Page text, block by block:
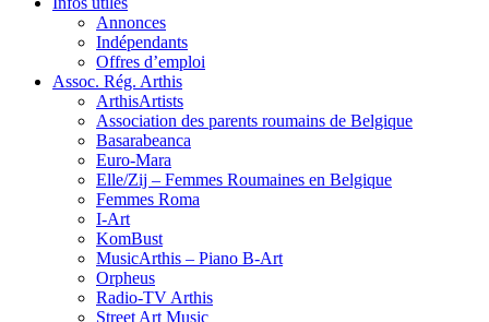
Annonces
Indépendants
Offres d’emploi
Assoc. Rég. Arthis
ArthisArtists
Association des parents roumains de Belgique
Basarabeanca
Euro-Mara
Elle/Zij – Femmes Roumaines en Belgique
Femmes Roma
I-Art
KomBust
MusicArthis – Piano B-Art
Orpheus
Radio-TV Arthis
Street Art Music